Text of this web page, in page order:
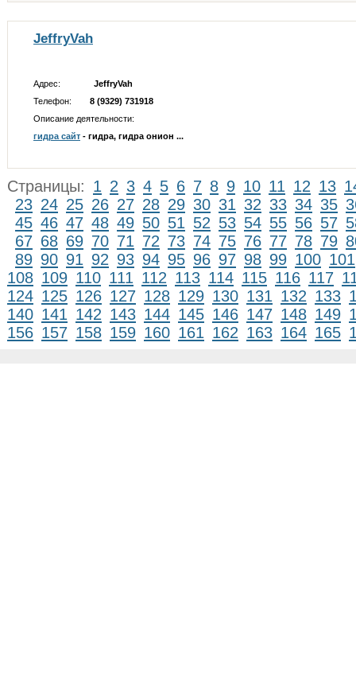
JeffryVah
Адрес:
JeffryVah
Телефон:
8 (9329) 731918
Описание деятельности:
гидра сайт - гидра, гидра онион ...
Страницы: 1 2 3 4 5 6 7 8 9 10 11 12 13
23 24 25 26 27 28 29 30 31 32 33 34 35
45 46 47 48 49 50 51 52 53 54 55 56 57
67 68 69 70 71 72 73 74 75 76 77 78 79
89 90 91 92 93 94 95 96 97 98 99 100 101
108 109 110 111 112 113 114 115 116 117
124 125 126 127 128 129 130 131 132 133
140 141 142 143 144 145 146 147 148 149
156 157 158 159 160 161 162 163 164 165